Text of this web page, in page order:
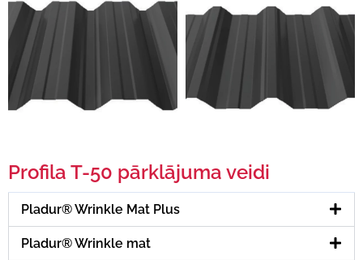
Profila T-50 pārklājuma veidi
Pladur® Wrinkle Mat Plus
Pladur® Wrinkle mat